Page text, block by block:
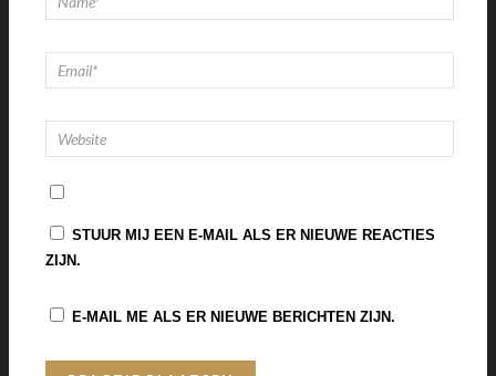
STUUR MIJ EEN E-MAIL ALS ER NIEUWE REACTIES
ZIJN.
E-MAIL ME ALS ER NIEUWE BERICHTEN ZIJN.